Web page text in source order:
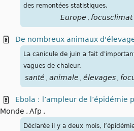
des remontées statistiques.
Europe , focusclimat
De nombreux animaux
La canicule de juin a fait
vagues de chaleur.
santé , animale , élevages ,
Ebola : l’ampleur de l’épidémie
Monde , Afp ,
Déclarée il y a deux mois,